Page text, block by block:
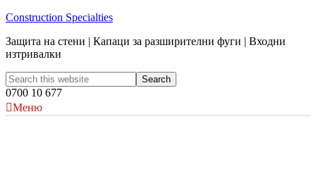
Construction Specialties
Защита на стени | Капаци за разширителни фуги | Входни
изтривалки
0700 10 677
Меню